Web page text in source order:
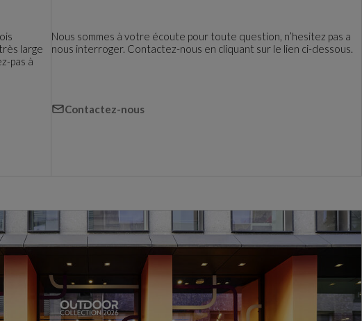
large
pas à
Nous sommes à votre écoute pour toute question, n’hesitez pas a
nous interroger. Contactez-nous en cliquant sur le lien ci-dessous.
Contactez-nous